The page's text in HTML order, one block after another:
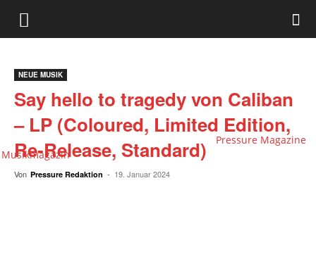
Pressure Magazine
Musikmagazin
NEUE MUSIK
Say hello to tragedy von Caliban
– LP (Coloured, Limited Edition,
Re-Release, Standard)
Von Pressure Redaktion - 19. Januar 2024